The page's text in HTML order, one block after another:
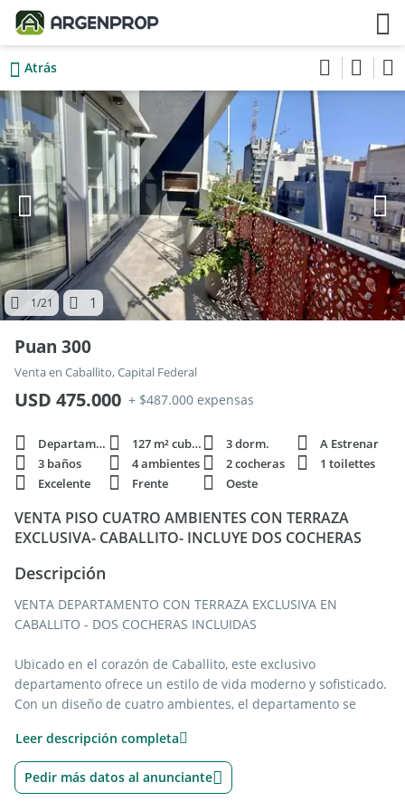
Atrás
1/21 1
Puan 300
Venta en Caballito, Capital Federal
USD 475.000 + $487.000 expensas
Departamento 127 m² cubie. 3 dorm.
A Estrenar
3 baños
4 ambientes 2 cocheras
1 toilettes
Excelente
Frente Oeste
VENTA PISO CUATRO AMBIENTES CON TERRAZA
EXCLUSIVA- CABALLITO- INCLUYE DOS COCHERAS
Descripción
VENTA DEPARTAMENTO CON TERRAZA EXCLUSIVA EN
CABALLITO - DOS COCHERAS INCLUIDAS
Ubicado en el corazón de Caballito, este exclusivo
departamento ofrece un estilo de vida moderno y sofisticado.
Con un diseño de cuatro ambientes, el departamento se
unidad cuenta con palier privado, asegurando privacidad y
amplitud en todos los espacios.
Leer descripción completa
Pedir más datos al anunciante